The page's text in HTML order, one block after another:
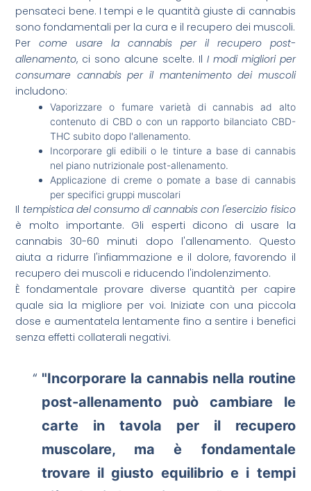
pensateci bene. I tempi e le quantità giuste di cannabis
sono fondamentali per la cura e il recupero dei muscoli.
Percome usare la cannabis per il recupero post-
allenamento, ci sono alcune scelte. Il I modi migliori per
consumare cannabis per il mantenimento dei muscoli
includono:
Vaporizzare o fumare varietà di cannabis ad alto
contenuto di CBD o con un rapporto bilanciato CBD-
THC subito dopo l'allenamento.
Incorporare gli edibili o le tinture a base di cannabis
nel piano nutrizionale post-allenamento.
Applicazione di creme o pomate a base di cannabis
per specifici gruppi muscolari
Il tempistica del consumo di cannabis con l'esercizio fisico
è molto importante. Gli esperti dicono di usare la
cannabis 30-60 minuti dopo l'allenamento. Questo
aiuta a ridurre l'infiammazione e il dolore, favorendo il
recupero dei muscoli e riducendo l'indolenzimento.
È fondamentale provare diverse quantità per capire
quale sia la migliore per voi. Iniziate con una piccola
dose e aumentatela lentamente fino a sentire i benefici
senza effetti collaterali negativi.
"Incorporare la cannabis nella routine
post-allenamento può cambiare le
carte in tavola per il recupero
muscolare, ma è fondamentale
trovare il giusto equilibrio e i tempi